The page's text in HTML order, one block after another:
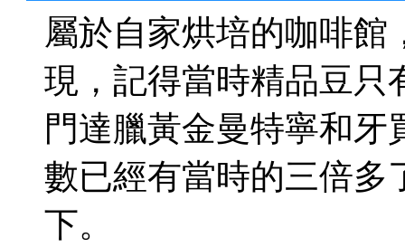
屬於自家烘培的咖啡館
現，記得當時精品豆只
門達臘黃金曼特寧和牙
數已經有當時的三倍多
下。